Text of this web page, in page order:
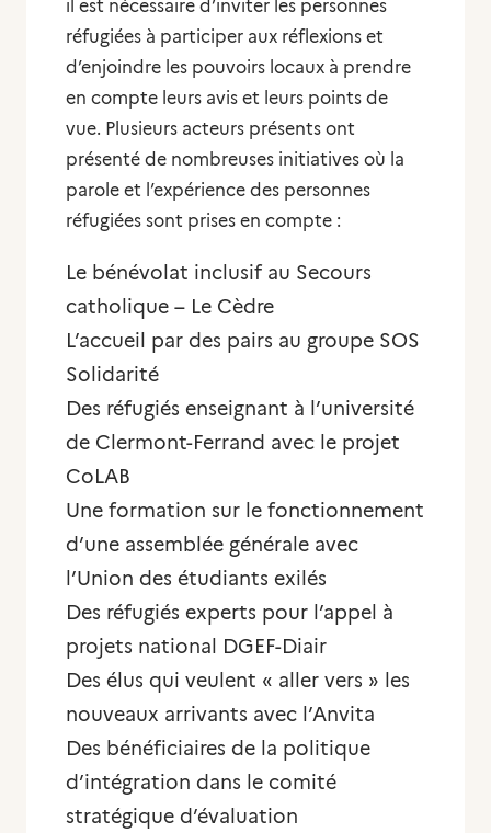
il est nécessaire d’inviter les personnes
réfugiées à participer aux réflexions et
d’enjoindre les pouvoirs locaux à prendre
en compte leurs avis et leurs points de
vue. Plusieurs acteurs présents ont
présenté de nombreuses initiatives où la
parole et l’expérience des personnes
réfugiées sont prises en compte :
Le bénévolat inclusif au Secours
catholique – Le Cèdre
L’accueil par des pairs au groupe SOS
Solidarité
Des réfugiés enseignant à l’université
de Clermont-Ferrand avec le projet
CoLAB
Une formation sur le fonctionnement
d’une assemblée générale avec
l’Union des étudiants exilés
Des réfugiés experts pour l’appel à
projets national DGEF-Diair
Des élus qui veulent « aller vers » les
nouveaux arrivants avec l’Anvita
Des bénéficiaires de la politique
d’intégration dans le comité
stratégique d’évaluation